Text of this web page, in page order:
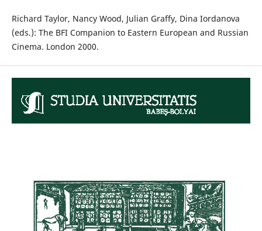
Richard Taylor, Nancy Wood, Julian Graffy, Dina Iordanova
(eds.): The BFI Companion to Eastern European and Russian
Cinema. London 2000.